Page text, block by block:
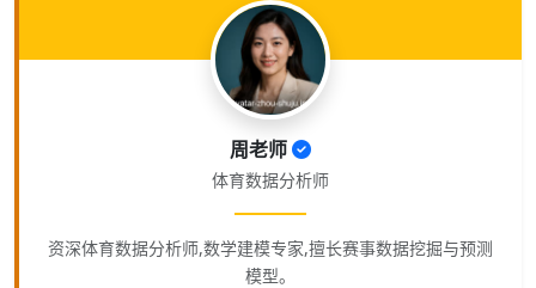
周老师
体育数据分析师
资深体育数据分析师,数学建模专家,擅长赛事数据挖掘与预测
模型。